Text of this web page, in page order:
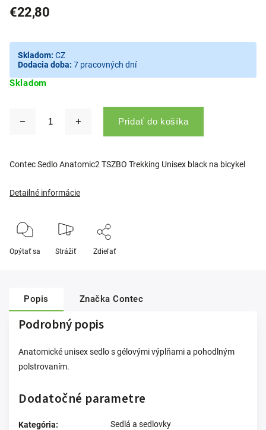
€22,80
Skladom
Skladom: CZ
Dodacia doba: 7 pracovných dní
Pridať do košíka
Contec Sedlo Anatomic2 TSZBO Trekking Unisex black na bicykel
Detailné informácie
Opýtať sa Strážiť Zdieľať
Popis Značka Contec
Podrobný popis
Anatomické unisex sedlo s gélovými výplňami a pohodlným
polstrovaním.
Dodatočné parametre
Kategória:
Sedlá a sedlovky